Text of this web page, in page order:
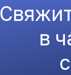
в